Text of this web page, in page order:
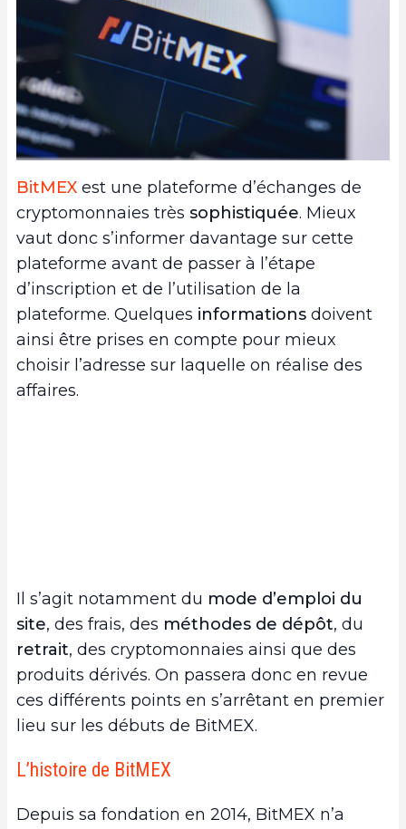
BitMEX est une plateforme d’échanges de
cryptomonnaies très sophistiquée. Mieux
vaut donc s’informer davantage sur cette
plateforme avant de passer à l’étape
d’inscription et de l’utilisation de la
plateforme. Quelques informations doivent
ainsi être prises en compte pour mieux
choisir l’adresse sur laquelle on réalise des
affaires.
Il s’agit notamment du mode d’emploi du
site, des frais, des méthodes de dépôt, du
retrait, des cryptomonnaies ainsi que des
produits dérivés. On passera donc en revue
ces différents points en s’arrêtant en premier
lieu sur les débuts de BitMEX.
L’histoire de BitMEX
Depuis sa fondation en 2014, BitMEX n’a